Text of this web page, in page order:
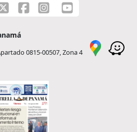
0815-00507, Zona 4